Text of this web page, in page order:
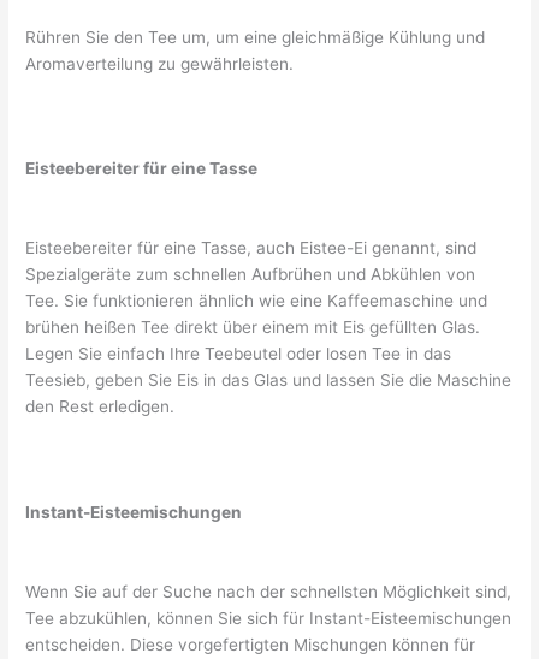
Rühren Sie den Tee um, um eine gleichmäßige Kühlung und
Aromaverteilung zu gewährleisten.
Eisteebereiter für eine Tasse
Eisteebereiter für eine Tasse, auch Eistee-Ei genannt, sind
Spezialgeräte zum schnellen Aufbrühen und Abkühlen von
Tee. Sie funktionieren ähnlich wie eine Kaffeemaschine und
brühen heißen Tee direkt über einem mit Eis gefüllten Glas.
Legen Sie einfach Ihre Teebeutel oder losen Tee in das
Teesieb, geben Sie Eis in das Glas und lassen Sie die Maschine
den Rest erledigen.
Instant-Eisteemischungen
Wenn Sie auf der Suche nach der schnellsten Möglichkeit sind,
Tee abzukühlen, können Sie sich für Instant-Eisteemischungen
entscheiden. Diese vorgefertigten Mischungen können für